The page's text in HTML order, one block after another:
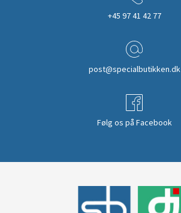
+45 97 41 42 77
post@specialbutikken.dk
Følg os på Facebook